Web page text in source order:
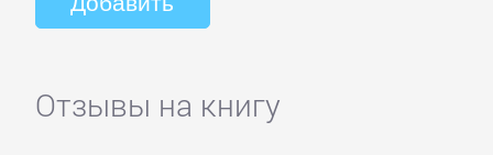
Отзывы на книгу